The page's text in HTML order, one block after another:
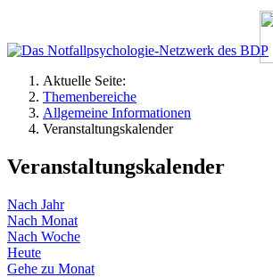
Aktuelle Seite:
Themenbereiche
Allgemeine Informationen
Veranstaltungskalender
Veranstaltungskalender
Nach Jahr
Nach Monat
Nach Woche
Heute
Gehe zu Monat